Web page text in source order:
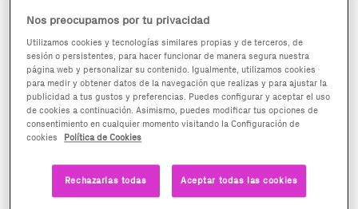
Nos preocupamos por tu privacidad
Utilizamos cookies y tecnologías similares propias y de terceros, de
sesión o persistentes, para hacer funcionar de manera segura nuestra
página web y personalizar su contenido. Igualmente, utilizamos cookies
para medir y obtener datos de la navegación que realizas y para ajustar la
publicidad a tus gustos y preferencias. Puedes configurar y aceptar el uso
de cookies a continuación. Asimismo, puedes modificar tus opciones de
consentimiento en cualquier momento visitando la Configuración de
cookies
Política de Cookies
Rechazarlas todas Aceptar todas las cookies